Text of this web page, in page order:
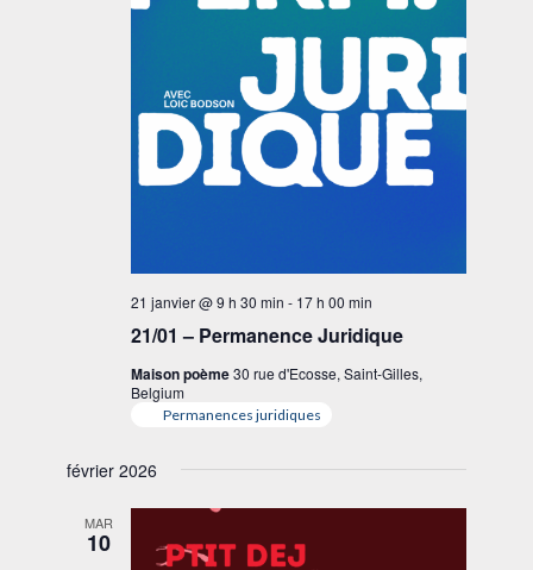
21/01 – Permanence Juridique
21 janvier @ 9 h 30 min - 17 h 00 min
Maison poème30 rue d'Ecosse, Saint-Gilles,
Belgium
Permanences juridiques
février 2026
MAR
10